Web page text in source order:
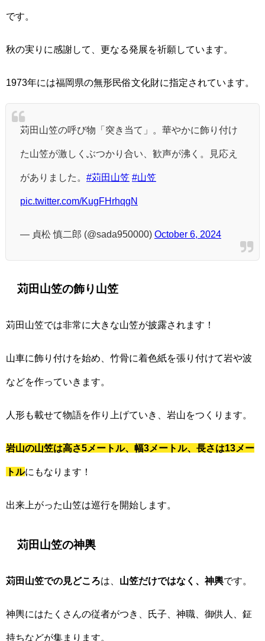
です。
秋の実りに感謝して、更なる発展を祈願しています。
1973年には福岡県の無形民俗文化財に指定されています。
苅田山笠の呼び物「突き当て」。華やかに飾り付け
た山笠が激しくぶつかり合い、歓声が沸く。見応え
がありました。 #苅田山笠 #山笠
pic.twitter.com/KugFHrhqgN
— 貞松 慎二郎 (@sada950000) October 6, 2024
苅田山笠の飾り山笠
苅田山笠では非常に大きな山笠が披露されます！
山車に飾り付けを始め、竹骨に着色紙を張り付けて岩や波
などを作っていきます。
人形も載せて物語を作り上げていき、岩山をつくります。
岩山の山笠は高さ5メートル、幅3メートル、長さは13メー
トルにもなります！
出来上がった山笠は巡行を開始します。
苅田山笠の神輿
苅田山笠での見どころは、 山笠だけではなく、神輿です。
神輿にはたくさんの従者がつき、氏子、神職、御供人、鉦
持ちなどが集まります。